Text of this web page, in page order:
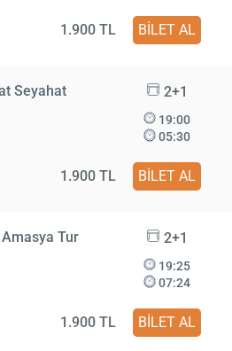
1.900 TL BİLET AL
Seyahat 2+1
19:00
05:30
1.900 TL BİLET AL
Tur 2+1
19:25
07:24
1.900 TL BİLET AL